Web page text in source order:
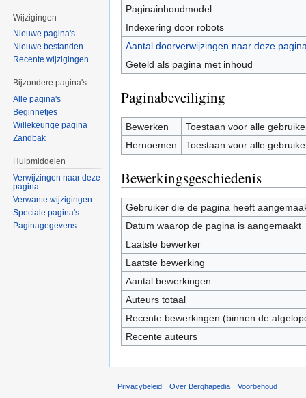
Paginainhoudmodel
Indexering door robots
Aantal doorverwijzingen naar deze
Geteld als pagina met inhoud
Paginabeveiliging
Bewerken
Toestaan voor alle
Hernoemen
Toestaan voor alle
Bewerkingsgeschiedenis
Gebruiker die de pagina heeft
Datum waarop de pagina is aangemaakt
Laatste bewerker
Laatste bewerking
Aantal bewerkingen
Auteurs totaal
Recente bewerkingen (binnen de
Recente auteurs
Wijzigingen
Nieuwe pagina's
Nieuwe bestanden
Recente wijzigingen
Bijzondere pagina's
Alle pagina's
Beginnetjes
Willekeurige pagina
Zandbak
Hulpmiddelen
Verwijzingen naar deze
pagina
Verwante wijzigingen
Speciale pagina's
Paginagegevens
Privacybeleid Over Berghapedia Voorbehoud